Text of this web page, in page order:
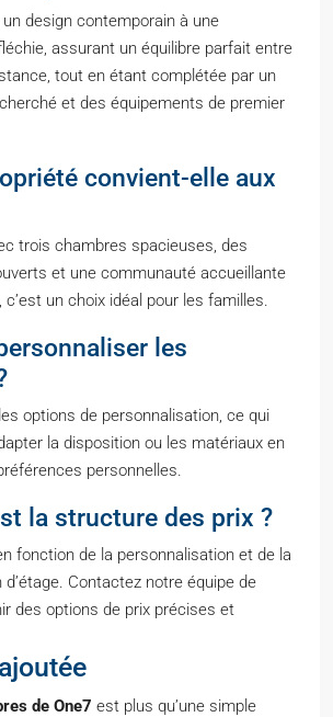
design contemporain à une
assurant un équilibre parfait entre
tout en étant complétée par un
et des équipements de premier
convient-elle aux
trois chambres spacieuses, des
et une communauté accueillante
un choix idéal pour les familles.
les
options de personnalisation, ce qui
la disposition ou les matériaux en
personnelles.
la structure des prix ?
fonction de la personnalisation et de la
Contactez notre équipe de
des options de prix précises et
de One7 est plus qu’une simple